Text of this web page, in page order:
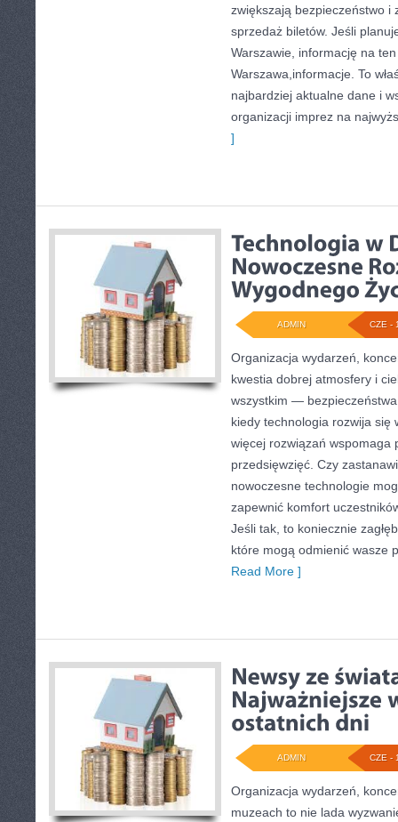
zwiększają bezpieczeństwo i
sprzedaż biletów. Jeśli
Warszawie, informację na
Warszawa,informacje. To
najbardziej aktualne dane i
organizacji imprez na
]
CZE -
ADMIN
Organizacja wydarzeń,
kwestia dobrej atmosfery i
wszystkim —
kiedy technologia rozwija się
więcej rozwiązań wspomaga
przedsięwzięć. Czy
nowoczesne technologie
zapewnić komfort
Jeśli tak, to koniecznie
które mogą odmienić wasze
Read More ]
CZE -
ADMIN
Organizacja wydarzeń,
muzeach to nie lada